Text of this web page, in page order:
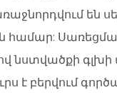
են
համար:
նստվածքի
է բերվում